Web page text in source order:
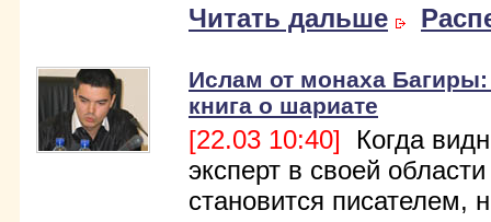
Читать дальше
Ислам от монаха
книга о шариате
[22.03 10:40] Когда
эксперт в своей области
становится писателем,